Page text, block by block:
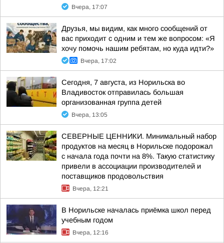
Вчера, 17:07
Друзья, мы видим, как много сообщений от
вас приходит с одним и тем же вопросом: «Я
хочу помочь нашим ребятам, но куда идти?»
Вчера, 17:02
Сегодня, 7 августа, из Норильска во
Владивосток отправилась большая
организованная группа детей
Вчера, 13:05
СЕВЕРНЫЕ ЦЕННИКИ. Минимальный набор
продуктов на месяц в Норильске подорожал
с начала года почти на 8%. Такую статистику
привели в ассоциации производителей и
поставщиков продовольствия
Вчера, 12:21
В Норильске началась приёмка школ перед
учебным годом
Вчера, 12:16